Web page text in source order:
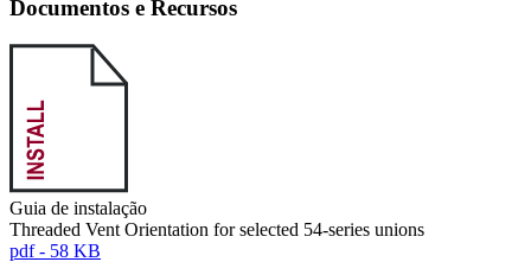
Documentos e Recursos
Guia de instalação
Threaded Vent Orientation for selected 54-series unions
pdf - 58 KB